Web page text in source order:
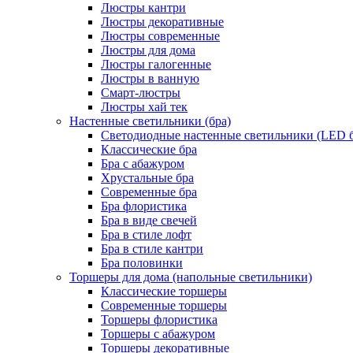
Люстры кантри
Люстры декоративные
Люстры современные
Люстры для дома
Люстры галогенные
Люстры в ванную
Смарт-люстры
Люстры хай тек
Настенные светильники (бра)
Светодиодные настенные светильники (LED
Классические бра
Бра с абажуром
Хрустальные бра
Современные бра
Бра флористика
Бра в виде свечей
Бра в стиле лофт
Бра в стиле кантри
Бра половинки
Торшеры для дома (напольные светильники)
Классические торшеры
Современные торшеры
Торшеры флористика
Торшеры с абажуром
Торшеры декоративные